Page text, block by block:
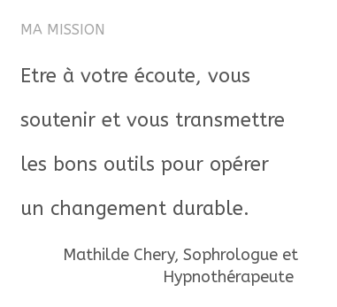
MA MISSION
Etre à votre écoute, vous
soutenir et vous transmettre
les bons outils pour opérer
un changement durable.
Mathilde Chery, Sophrologue et
Hypnothérapeute